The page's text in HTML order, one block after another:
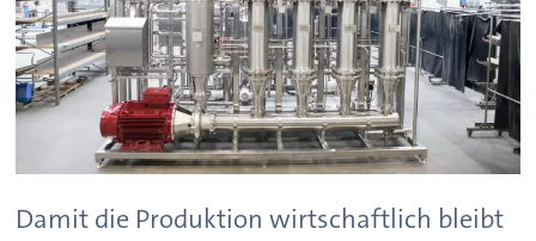
Damit die Produktion wirtschaftlich bleibt